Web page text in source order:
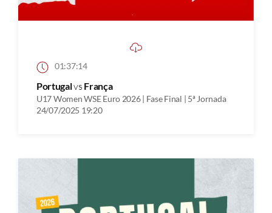
01:37:14
Portugalvs França
U17 Women WSE Euro 2026 | Fase Final | 5ª Jornada
24/07/2025 19:20